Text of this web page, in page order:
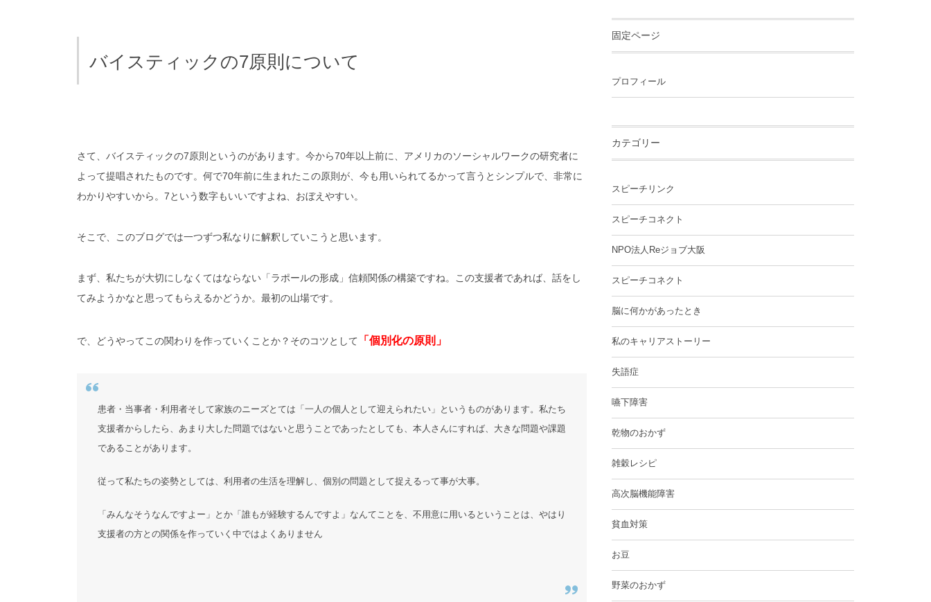
バイスティックの7原則について
さて、バイスティックの7原則というのがあります。今から70年以上前に、アメリカのソーシャルワークの研究者に
よって提唱されたものです。何で70年前に生まれたこの原則が、今も用いられてるかって言うとシンプルで、非常に
わかりやすいから。7という数字もいいですよね、おぼえやすい。
そこで、このブログでは一つずつ私なりに解釈していこうと思います。
まず、私たちが大切にしなくてはならない「ラポールの形成」信頼関係の構築ですね。この支援者であれば、話をし
てみようかなと思ってもらえるかどうか。最初の山場です。
で、どうやってこの関わりを作っていくことか？そのコツとして 「個別化の原則」
患者・当事者・利用者そして家族のニーズとては「一人の個人として迎えられたい」というものがあります。私たち
支援者からしたら、あまり大した問題ではないと思うことであったとしても、本人さんにすれば、大きな問題や課題
であることがあります。
従って私たちの姿勢としては、利用者の生活を理解し、個別の問題として捉えるって事が大事。
「みんなそうなんですよー」とか「誰もが経験するんですよ」なんてことを、不用意に用いるということは、やはり
支援者の方との関係を作っていく中ではよくありません
固定ページ
プロフィール
カテゴリー
スピーチリンク
スピーチコネクト
NPO法人Reジョブ大阪
スピーチコネクト
脳に何かがあったとき
私のキャリアストーリー
失語症
嚥下障害
乾物のおかず
雑穀レシピ
高次脳機能障害
貧血対策
お豆
野菜のおかず